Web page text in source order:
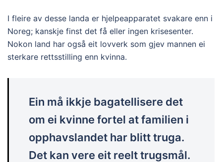
I fleire av desse landa er hjelpeapparatet svakare enn i
Noreg; kanskje finst det få eller ingen krisesenter.
Nokon land har også eit lovverk som gjev mannen ei
sterkare rettsstilling enn kvinna.
Ein må ikkje bagatellisere det
om ei kvinne fortel at familien i
opphavslandet har blitt truga.
Det kan vere eit reelt trugsmål.